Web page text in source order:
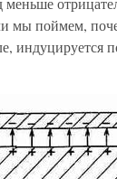
мы поймем,